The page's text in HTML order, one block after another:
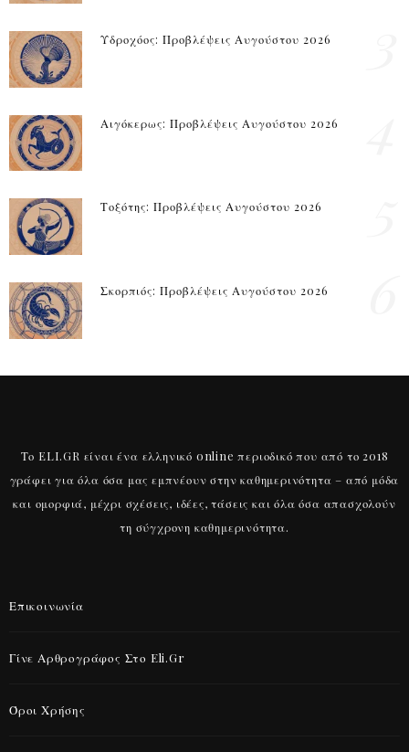
Υδροχόος: Προβλέψεις Αυγούστου 2026
Αιγόκερως: Προβλέψεις Αυγούστου 2026
Τοξότης: Προβλέψεις Αυγούστου 2026
Σκορπιός: Προβλέψεις Αυγούστου 2026
Το ELI.GR είναι ένα ελληνικό online περιοδικό που από το 2018
γράφει για όλα όσα μας εμπνέουν στην καθημερινότητα – από μόδα
και ομορφιά, μέχρι σχέσεις, ιδέες, τάσεις και όλα όσα απασχολούν
τη σύγχρονη καθημερινότητα.
Επικοινωνία
Γίνε Αρθρογράφος Στο Eli.gr
Όροι Χρήσης